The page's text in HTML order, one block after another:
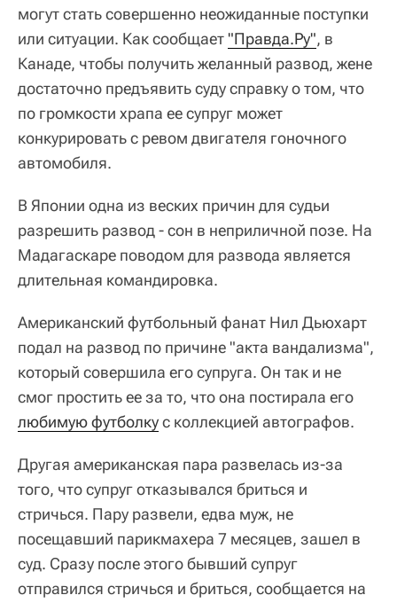
могут стать совершенно неожиданные поступки
или ситуации. Как сообщает"Правда.Ру", в
Канаде, чтобы получить желанный развод, жене
достаточно предъявить суду справку о том, что
по громкости храпа ее супруг может
конкурировать с ревом двигателя гоночного
автомобиля.
В Японии одна из веских причин для судьи
разрешить развод - сон в неприличной позе. На
Мадагаскаре поводом для развода является
длительная командировка.
Американский футбольный фанат Нил Дьюхарт
подал на развод по причине "акта вандализма",
который совершила его супруга. Он так и не
смог простить ее за то, что она постирала его
любимую футболкус коллекцией автографов.
Другая американская пара развелась из-за
того, что супруг отказывался бриться и
стричься. Пару развели, едва муж, не
посещавший парикмахера 7 месяцев, зашел в
суд. Сразу после этого бывший супруг
отправился стричься и бриться, сообщается на